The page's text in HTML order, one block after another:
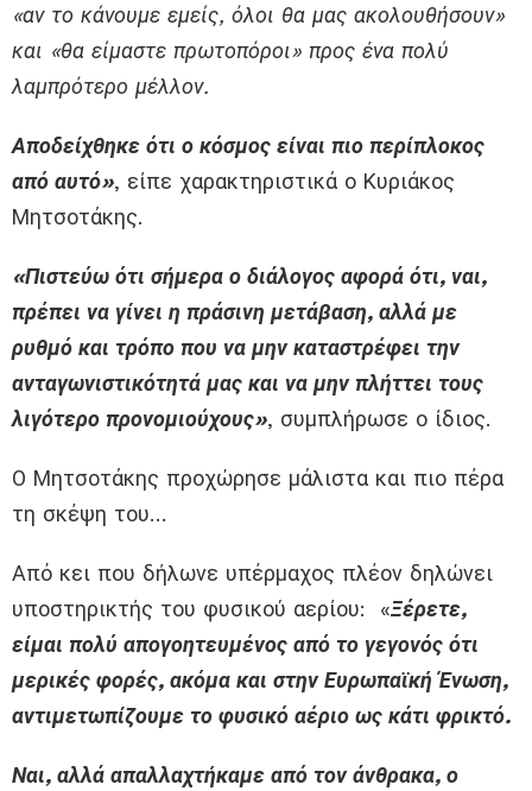
«αν το κάνουμε εμείς, όλοι θα μας ακολουθήσουν»
και «θα είμαστε πρωτοπόροι» προς ένα πολύ
λαμπρότερο μέλλον.
Αποδείχθηκε ότι ο κόσμος είναι πιο περίπλοκος
από αυτό», είπε χαρακτηριστικά ο Κυριάκος
Μητσοτάκης.
«Πιστεύω ότι σήμερα ο διάλογος αφορά ότι, ναι,
πρέπει να γίνει η πράσινη μετάβαση, αλλά με
ρυθμό και τρόπο που να μην καταστρέφει την
ανταγωνιστικότητά μας και να μην πλήττει τους
λιγότερο προνομιούχους», συμπλήρωσε ο ίδιος.
Ο Μητσοτάκης προχώρησε μάλιστα και πιο πέρα
τη σκέψη του…
Από κει που δήλωνε υπέρμαχος πλέον δηλώνει
υποστηρικτής του φυσικού αερίου: «Ξέρετε,
είμαι πολύ απογοητευμένος από το γεγονός ότι
μερικές φορές, ακόμα και στην Ευρωπαϊκή Ένωση,
αντιμετωπίζουμε το φυσικό αέριο ως κάτι φρικτό.
Ναι, αλλά απαλλαχτήκαμε από τον άνθρακα, ο